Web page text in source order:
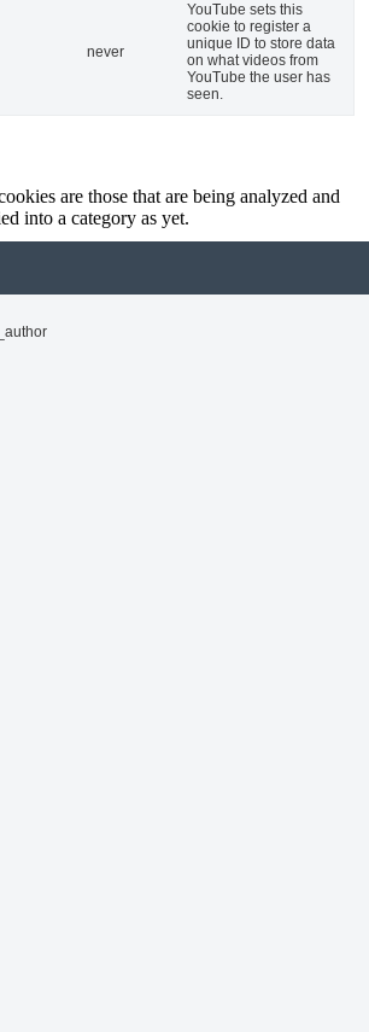
never
YouTube sets this
cookie to register a
unique ID to store data
on what videos from
YouTube the user has
seen.
are those that are being analyzed and
into a category as yet.